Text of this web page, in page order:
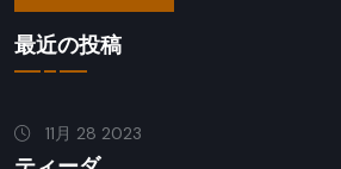
最近の投稿
11月 28 2023